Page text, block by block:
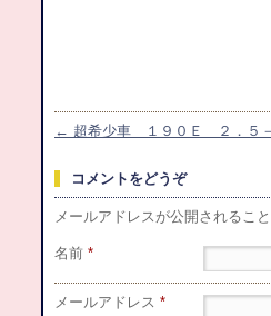
← 超希少車 １９０Ｅ ２．５
コメントをどうぞ
メールアドレスが公開されるこ
名前 *
メールアドレス *